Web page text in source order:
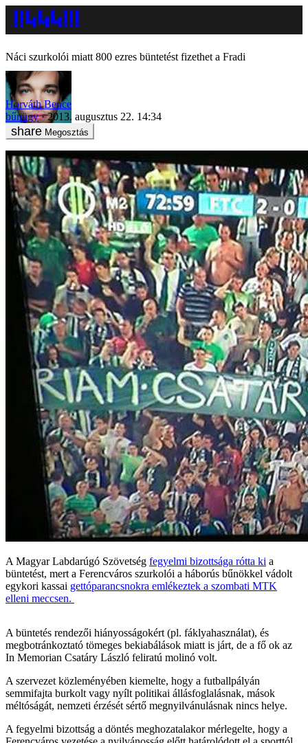
Náci szurkolói miatt 800 ezres büntetést fizethet a Fradi
Horváth Bence
bűnügy
2013. augusztus 22. 14:34
Megosztás
A Magyar Labdarúgó Szövetség fegyelmi bizottsága rótta ki a
büntetést, mert a Ferencváros szurkolói a háborús bűnökkel vádolt
egykori kassai gettóparancsnokra emlékeztek a szombati MTK
elleni meccsen.
A büntetés rendezői hiányosságokért (pl. fáklyahasználat), és
megbotránkoztató tömeges bekiabálások miatt is járt, de a fő ok az
In Memorian Csatáry László feliratú molinó volt.
A szervezet közleményében kiemelte, hogy a futballpályán
semmifajta burkolt vagy nyílt politikai állásfoglalásnak, mások
méltóságát, nemzeti érzését sértő megnyilvánulásnak nincs helye.
A fegyelmi bizottság a döntés meghozatalakor mérlegelte, hogy a